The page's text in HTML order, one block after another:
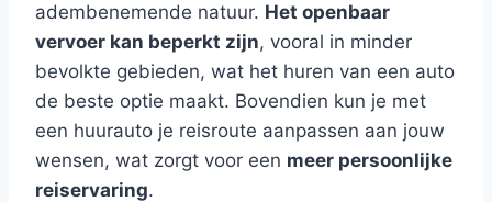
adembenemende natuur. Het openbaar
vervoer kan beperkt zijn, vooral in minder
bevolkte gebieden, wat het huren van een auto
de beste optie maakt. Bovendien kun je met
een huurauto je reisroute aanpassen aan jouw
wensen, wat zorgt voor een meer persoonlijke
reiservaring.